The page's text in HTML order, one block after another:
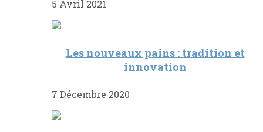
5 Avril 2021
Les nouveaux pains : tradition et
innovation
7 Décembre 2020